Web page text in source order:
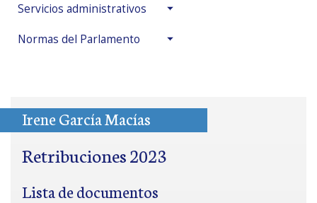
Servicios administrativos
Normas del Parlamento
Irene García Macías
Retribuciones 2023
Lista de documentos